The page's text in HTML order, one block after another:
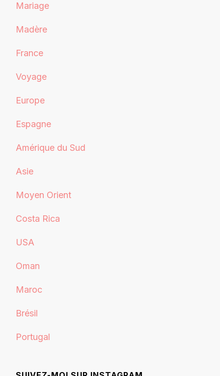
Mariage
Madère
France
Voyage
Europe
Espagne
Amérique du Sud
Asie
Moyen Orient
Costa Rica
USA
Oman
Maroc
Brésil
Portugal